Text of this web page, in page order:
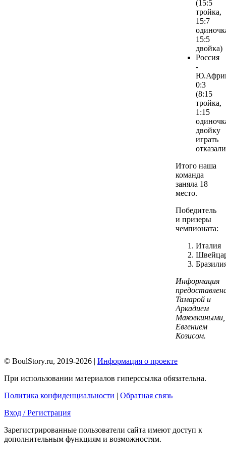
(15:5
тройка,
15:7
15:5
двойка)
Россия
-
0:3
(8:15
тройка,
1:15
двойку
играть
Итого наша
команда
заняла 18
место.
Победитель
и призеры
чемпионата:
Италия
Информация
Тамарой и
Аркадием
Маковкиными,
Евгением
Козисом.
© BoulStory.ru, 2019-2026 | Информация о проекте
При использовании материалов гиперссылка обязательна.
Политика конфиденциальности | Обратная связь
Вход / Регистрация
Зарегистрированные пользователи сайта имеют доступ к
дополнительным функциям и возможностям.